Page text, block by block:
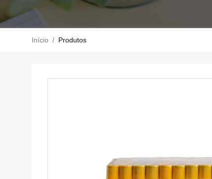
Início / Produtos